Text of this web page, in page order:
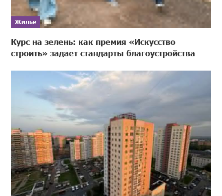
Жилье
Курс на зелень: как премия «Искусство
строить» задает стандарты благоустройства